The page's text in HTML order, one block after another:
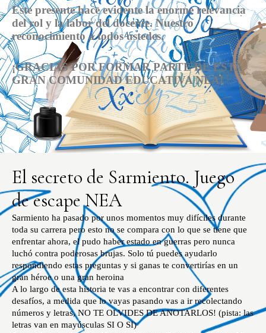
Este presente hace evidente la enorme relevancia
del rol y la labor del docente. Nuestro
reconocimiento a todos ustedes.
¡GRACIAS POR FORMAR PARTE DE ESTA
GRAN COMUNIDAD EDUCATIVA NEA!